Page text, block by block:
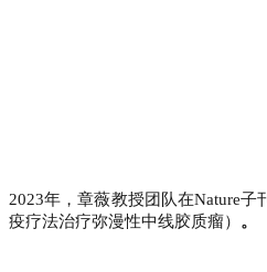
2023年，章薇教授团队在Nature子
疫疗法治疗弥漫性中线胶质瘤） 。